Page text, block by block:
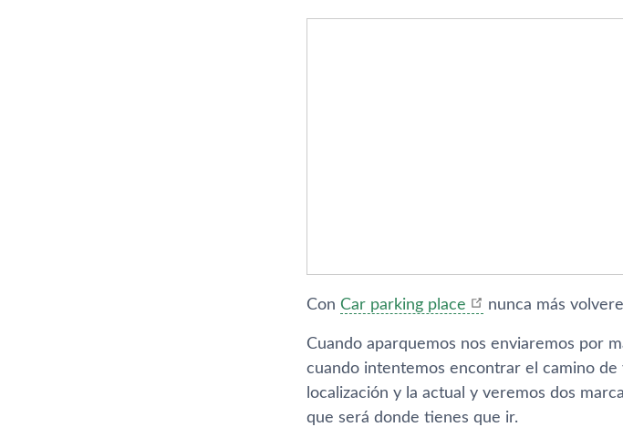
Con Car parking place nunca más
Cuando aparquemos nos enviaremos por
cuando intentemos encontrar el camino
localización y la actual y veremos dos
que será donde tienes que ir.